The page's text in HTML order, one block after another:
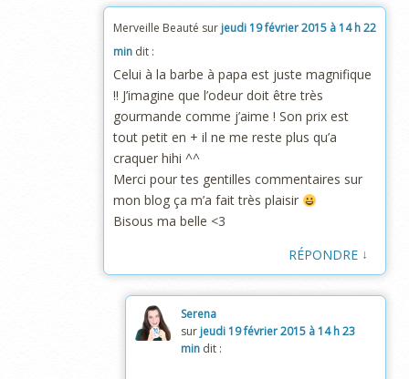
Merveille Beauté sur jeudi 19 février 2015 à 14 h 22
min dit :
Celui à la barbe à papa est juste magnifique
!! J’imagine que l’odeur doit être très
gourmande comme j’aime ! Son prix est
tout petit en + il ne me reste plus qu’a
craquer hihi ^^
Merci pour tes gentilles commentaires sur
mon blog ça m’a fait très plaisir
Bisous ma belle <3
RÉPONDRE ↓
Serena
sur jeudi 19 février 2015 à 14 h 23
min dit :